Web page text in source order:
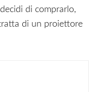
di comprarlo,
di un proiettore